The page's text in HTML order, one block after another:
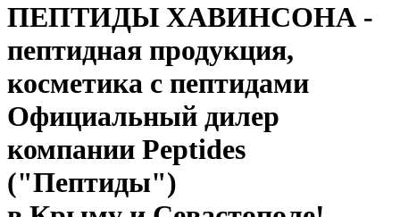
ПЕПТИДЫ ХАВИНСОНА -
пептидная продукция,
косметика с пептидами
Официальный дилер
компании Peptides
("Пептиды")